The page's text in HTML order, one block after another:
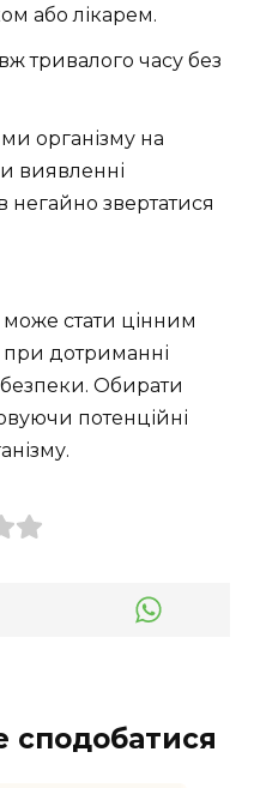
або лікарем.
тривалого часу без
організму на
виявленні
негайно звертатися
може стати цінним
дотриманні
Обирати
потенційні